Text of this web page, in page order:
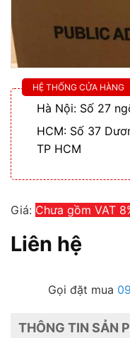
HỆ THỐNG CỬA HÀNG
Hà Nội: Số 27
HCM: Số 37
TP HCM
Giá: Chưa gồm VAT
Liên hệ
Gọi đặt mua
THÔNG TIN SẢN